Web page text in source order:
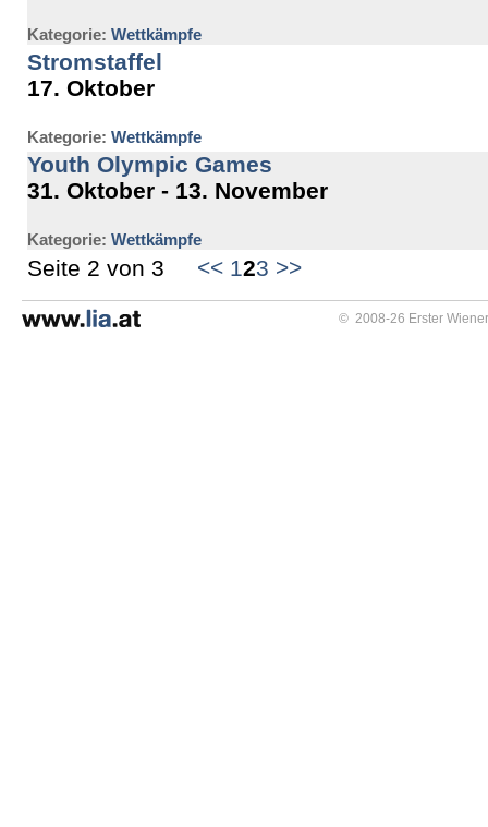
Kategorie: Wettkämpfe
Stromstaffel
17. Oktober
Kategorie: Wettkämpfe
Youth Olympic Games
31. Oktober - 13. November
Kategorie: Wettkämpfe
Seite 2 von 3 << 123 >>
© 2008-26 Erster